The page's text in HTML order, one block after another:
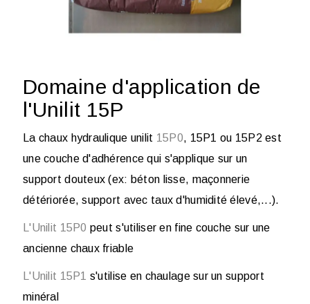
Domaine d'application de
l'Unilit 15P
La chaux hydraulique unilit 15P0, 15P1 ou 15P2 est
une couche d'adhérence qui s'applique sur un
support douteux (ex: béton lisse, maçonnerie
détériorée, support avec taux d'humidité élevé,...).
L'Unilit 15P0 peut s'utiliser en fine couche sur une
ancienne chaux friable
L'Unilit 15P1 s'utilise en chaulage sur un support
minéral